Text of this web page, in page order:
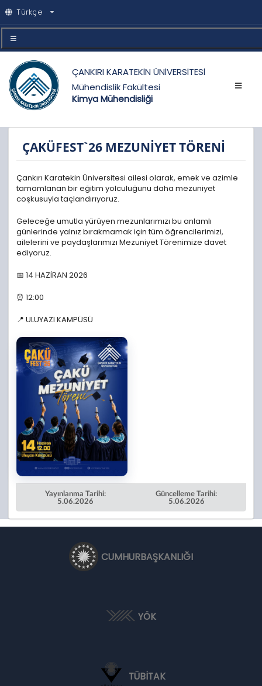
Türkçe
ÇANKIRI KARATEKİN ÜNİVERSİTESİ
Mühendislik Fakültesi
Kimya Mühendisliği
ÇAKÜFEST`26 MEZUNİYET TÖRENİ
Çankırı Karatekin Üniversitesi ailesi olarak, emek ve azimle
tamamlanan bir eğitim yolculuğunu daha mezuniyet
coşkusuyla taçlandırıyoruz.
Geleceğe umutla yürüyen mezunlarımızı bu anlamlı
günlerinde yalnız bırakmamak için tüm öğrencilerimizi,
ailelerini ve paydaşlarımızı Mezuniyet Törenimize davet
ediyoruz.
📅 14 HAZİRAN 2026
⏰ 12:00
📍 ULUYAZI KAMPÜSÜ
Yayınlanma Tarihi:
5.06.2026
Güncelleme Tarihi:
5.06.2026
CUMHURBAŞKANLIĞI
YÖK
TÜBİTAK